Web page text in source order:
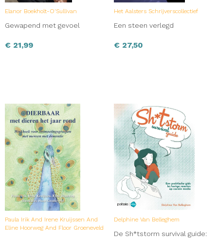
Elanor Boekholt-O'Sullivan
Gewapend met gevoel
€ 21,99
Het Aalsters Schrijverscollectief
Een steen verlegd
€ 27,50
Paula Irik And Irene Kruijssen And
Eline Hoorweg And Floor Groeneveld
Delphine Van Belleghem
De Sh*tstorm survival guide: